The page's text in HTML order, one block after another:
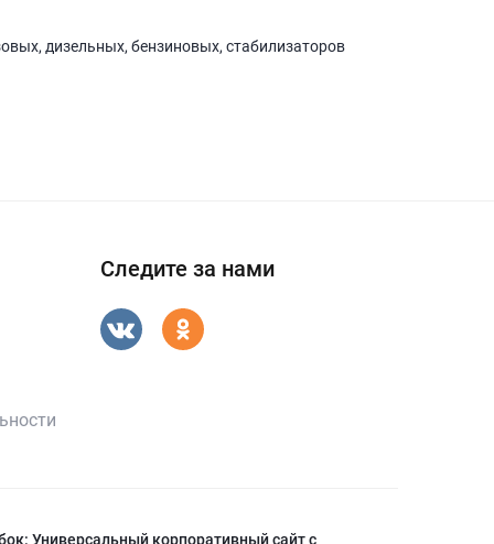
дизельных, бензиновых, стабилизаторов
Следите за нами
Универсальный корпоративный сайт с